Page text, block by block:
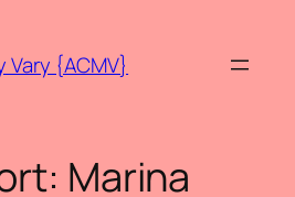
Vary {ACMV}
Marina